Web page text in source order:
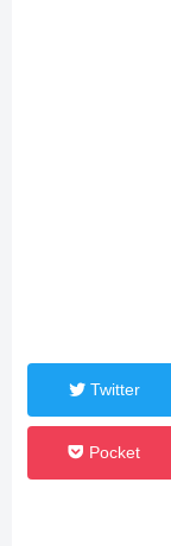
Twitter
Pocket